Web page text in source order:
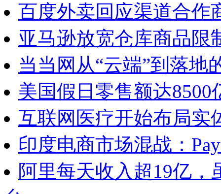
百度外卖回应渠道合作
亚马逊放宽仓库商品限
当当网从“云端”到落地
美国假日零售额达
互联网医疗开始布局实
印度电商市场混战：
阿里每天收入超19亿